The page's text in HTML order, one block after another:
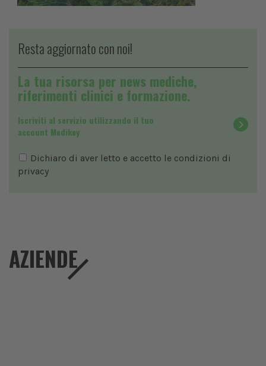
Resta aggiornato con noi!
La tua risorsa per news mediche,
riferimenti clinici e formazione.
Iscriviti al servizio utilizzando il tuo
account Medikey
Dichiaro di aver letto e accetto le condizioni di
privacy
AZIENDE